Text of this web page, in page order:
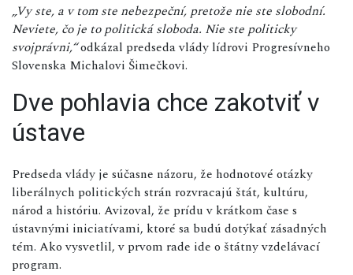
„Vy ste, a v tom ste nebezpeční, pretože nie ste slobodní.
Neviete, čo je to politická sloboda. Nie ste politicky
svojprávni,“odkázal predseda vlády lídrovi Progresívneho
Slovenska Michalovi Šimečkovi.
Dve pohlavia chce zakotviť v
ústave
Predseda vlády je súčasne názoru, že hodnotové otázky
liberálnych politických strán rozvracajú štát, kultúru,
národ a históriu. Avizoval, že prídu v krátkom čase s
ústavnými iniciatívami, ktoré sa budú dotýkať zásadných
tém. Ako vysvetlil, v prvom rade ide o štátny vzdelávací
program.